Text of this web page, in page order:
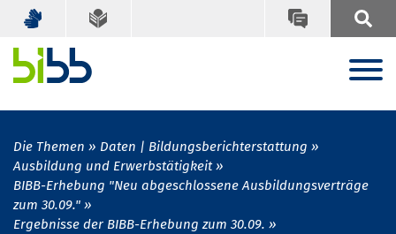
Die Themen
Daten | Bildungsberichterstattung
Ausbildung und Erwerbstätigkeit
BIBB-Erhebung "Neu abgeschlossene Ausbildungsverträge
zum 30.09."
Ergebnisse der BIBB-Erhebung zum 30.09.